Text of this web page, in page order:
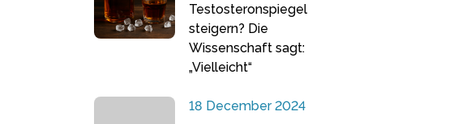
Testosteronspiegel
steigern? Die
Wissenschaft sagt:
„Vielleicht“
18 December 2024